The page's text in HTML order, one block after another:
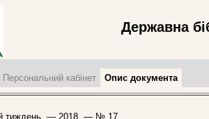
Державна
Персональний кабінет Опис документа
тиждень. — 2018. — № 17.